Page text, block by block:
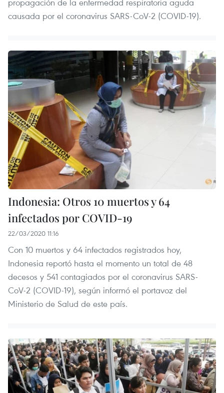
causada por el coronavirus SARS-CoV-2 (COVID-19).
Indonesia: Otros 10 muertos y 64
infectados por COVID-19
22/03/2020 11:16
Con 10 muertos y 64 infectados registrados hoy,
Indonesia reportó hasta el momento un total de 48
decesos y 541 contagiados por el coronavirus SARS-
CoV-2 (COVID-19), según informó el portavoz del
Ministerio de Salud de este país.